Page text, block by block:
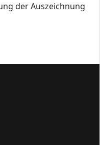
der Auszeichnung